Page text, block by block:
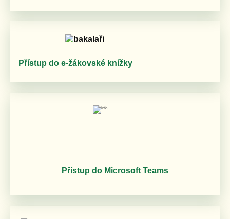
Přístup do e-žákovské knížky
Přístup do Microsoft Teams